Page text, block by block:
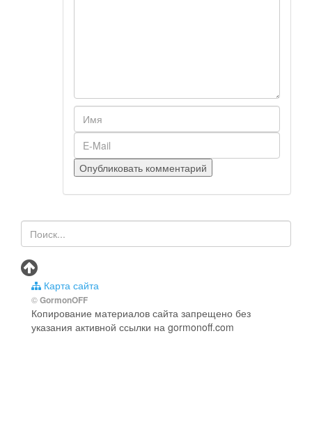
Карта сайта
©GormonOFF
Копирование материалов сайта запрещено без
указания активной ссылки на gormonoff.com